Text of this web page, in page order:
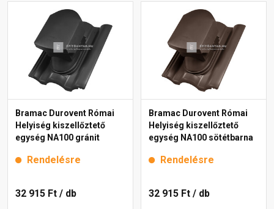
Bramac Durovent Római
Helyiség kiszellőztető
egység NA100 gránit
Rendelésre
32 915 Ft / db
Bramac Durovent Római
Helyiség kiszellőztető
egység NA100 sötétbarna
Rendelésre
32 915 Ft / db